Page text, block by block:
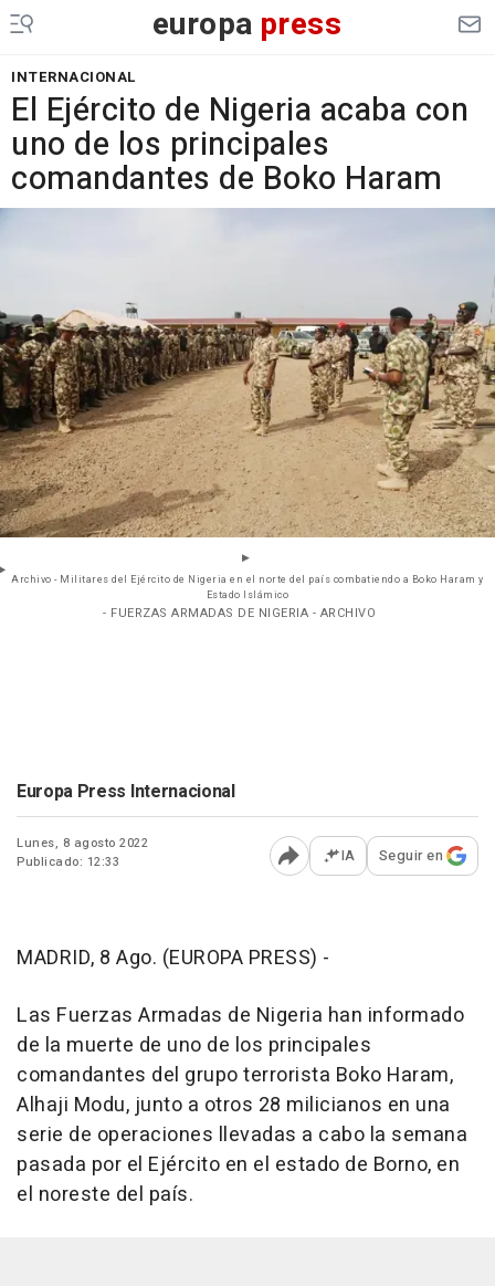
europa press
INTERNACIONAL
El Ejército de Nigeria acaba con
uno de los principales
comandantes de Boko Haram
Archivo - Militares del Ejército de Nigeria en el norte del país combatiendo a Boko Haram y
Estado Islámico
- FUERZAS ARMADAS DE NIGERIA - ARCHIVO
Europa Press Internacional
Lunes, 8 agosto 2022
Publicado: 12:33
Abrir opciones para
IA Seguir en
MADRID, 8 Ago. (EUROPA PRESS) -
Las Fuerzas Armadas de Nigeria han informado
de la muerte de uno de los principales
comandantes del grupo terrorista Boko Haram,
Alhaji Modu, junto a otros 28 milicianos en una
serie de operaciones llevadas a cabo la semana
pasada por el Ejército en el estado de Borno, en
el noreste del país.